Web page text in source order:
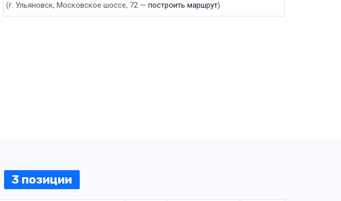
(г. Ульяновск, Московское шоссе, 72 — построить маршрут)
3 позиции